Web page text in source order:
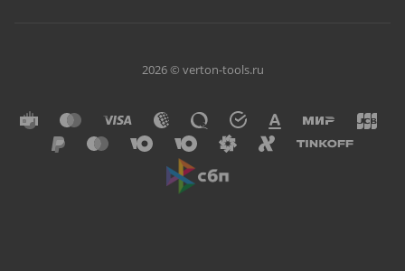
2026 © verton-tools.ru